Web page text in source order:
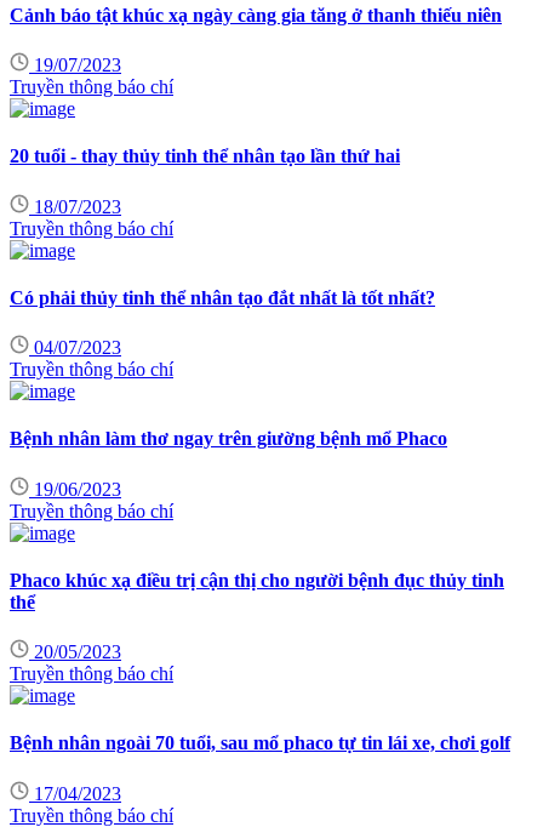
Cảnh báo tật khúc xạ ngày càng gia tăng ở thanh thiếu niên
19/07/2023
Truyền thông báo chí
20 tuổi - thay thủy tinh thể nhân tạo lần thứ hai
18/07/2023
Truyền thông báo chí
Có phải thủy tinh thể nhân tạo đắt nhất là tốt nhất?
04/07/2023
Truyền thông báo chí
Bệnh nhân làm thơ ngay trên giường bệnh mổ Phaco
19/06/2023
Truyền thông báo chí
Phaco khúc xạ điều trị cận thị cho người bệnh đục thủy tinh
thể
20/05/2023
Truyền thông báo chí
Bệnh nhân ngoài 70 tuổi, sau mổ phaco tự tin lái xe, chơi golf
17/04/2023
Truyền thông báo chí